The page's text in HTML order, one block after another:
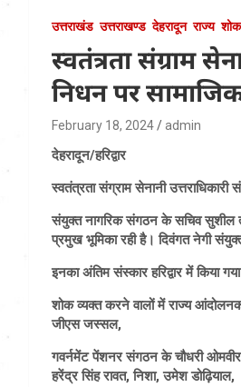
उत्तराखंड उत्तराखण्ड देहरादून राज्य शोक
स्वतंत्रता संग्राम
निधन पर
February 18, 2024 admin
देहरादून/हरिद्वार
स्वतंत्रता संग्राम सेनानी
संयुक्त नागरिक संगठन के सचिव सुशील
प्रमुख भूमिका रही है। दिवंगत नेगी
इनका अंतिम संस्कार हरिद्वार में किया
शोक व्यक्त करने वालों में राज्य
जीएस जस्सल,
गवर्नमेंट पेंशनर संगठन के चौधरी ओमवीर
हरेंद्र सिंह रावत, निशा, उमेश डोढ़ियाल,